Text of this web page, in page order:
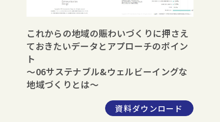
これからの地域の賑わいづくりに押さえ
ておきたいデータとアプローチのポイン
ト
～06サステナブル&ウェルビーイングな
地域づくりとは～
資料ダウンロード